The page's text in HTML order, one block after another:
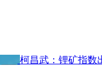
柯昌武：锂矿指数